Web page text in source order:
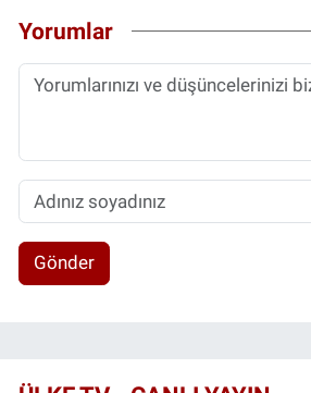
Yorumlar
Gönder